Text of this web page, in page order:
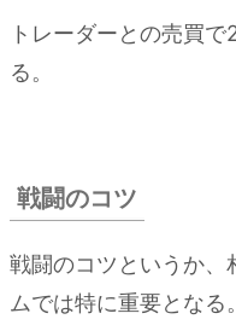
トレーダーとの売買
る。
戦闘のコツ
戦闘のコツというか、
ムでは特に重要となる。